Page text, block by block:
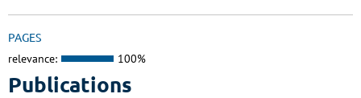
PAGES
relevance: 100%
Publications